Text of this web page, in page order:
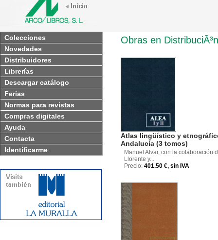
Colecciones
Novedades
Distribuidores
Librerías
Descargar catálogo
Ferias
Normas para revistas
Compras digitales
Ayuda
Contacta
Identificarme
Obras en
Atlas lingüístico y
Andalucía (3 tomos)
Manuel Alvar, con la colaboración
Llorente y...
Precio: 401.50 €, sin IVA